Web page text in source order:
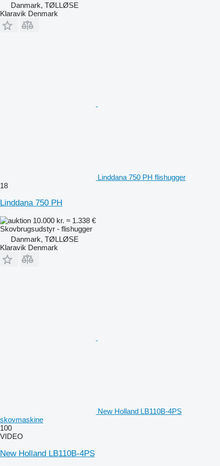
Danmark, TØLLØSE
Klaravik Denmark
Linddana 750 PH flishugger
18
Linddana 750 PH
10.000 kr. ≈ 1.338 €
Skovbrugsudstyr - flishugger
Danmark, TØLLØSE
Klaravik Denmark
New Holland LB110B-4PS
skovmaskine
100
VIDEO
New Holland LB110B-4PS